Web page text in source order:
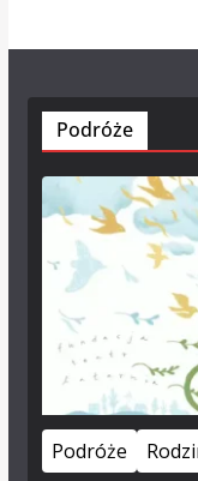
Podróże
Podróże